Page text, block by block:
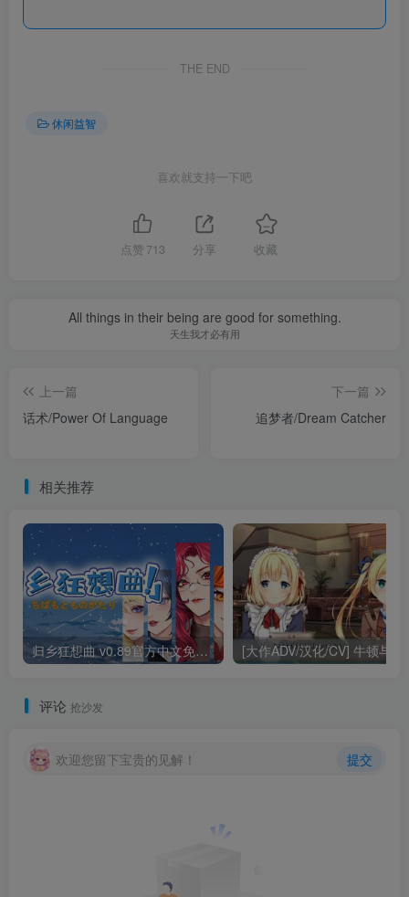
喜欢就支持一下吧
All things in their being are good for something.
天生我才必有用
话术/Power Of Language
追梦者/Dream Catcher
归乡狂想曲 v0.89官方中文免安装版
评论抢沙发
欢迎您留下宝贵的见解！ 提交